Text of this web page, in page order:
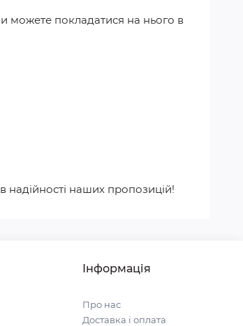
можете покладатися на нього в
надійності наших пропозицій!
Інформація
Про нас
Доставка і оплата